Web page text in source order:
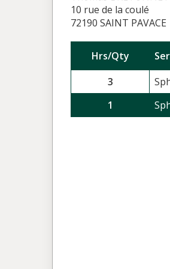
10 rue de la coulé
72190 SAINT PAVACE
Hrs/Qty
3
1